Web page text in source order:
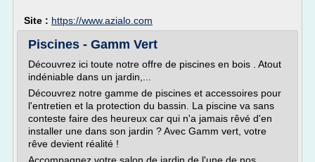
Site : https://www.azialo.com
Piscines - Gamm Vert
Découvrez ici toute notre offre de piscines en bois . Atout
indéniable dans un jardin,...
Découvrez notre gamme de piscines et accessoires pour
l'entretien et la protection du bassin. La piscine va sans
conteste faire des heureux car qui n'a jamais rêvé d'en
installer une dans son jardin ? Avec Gamm vert, votre
rêve devient réalité !